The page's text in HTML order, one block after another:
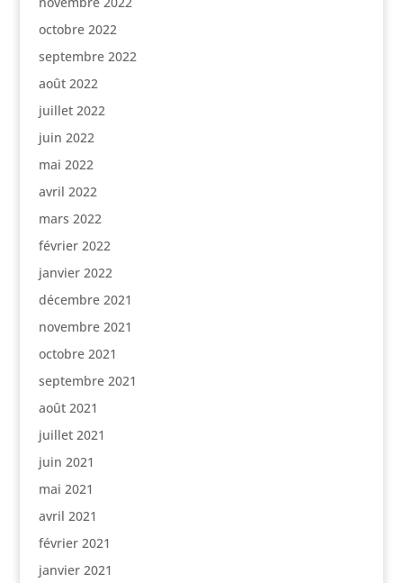
octobre 2022
septembre 2022
août 2022
juillet 2022
juin 2022
mai 2022
avril 2022
mars 2022
février 2022
janvier 2022
décembre 2021
novembre 2021
octobre 2021
septembre 2021
août 2021
juillet 2021
juin 2021
mai 2021
avril 2021
février 2021
janvier 2021